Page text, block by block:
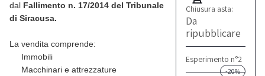
Chiusura asta:
Da
ripubblicare
Esperimento n°2
-20%
dal Fallimento n. 17/2014 del Tribunale
di Siracusa.
La vendita comprende:
Immobili
Macchinari e attrezzature